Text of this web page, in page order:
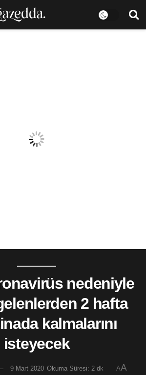
nedeniyle
2 hafta
kalmalarını
isteyecek
9 Mart 2020 Okuma Süresi: 2 dk AA